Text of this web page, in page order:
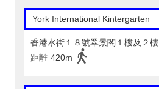
York International Kintergarten
香港水街１８號翠景閣１樓及２樓
距離 420m